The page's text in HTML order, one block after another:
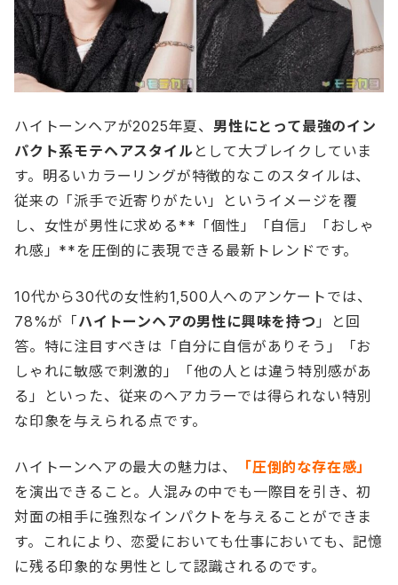
ハイトーンヘアが2025年夏、 男性にとって最強のイン
パクト系モテヘアスタイル として大ブレイクしていま
す。明るいカラーリングが特徴的なこのスタイルは、
従来の「派手で近寄りがたい」というイメージを覆
し、女性が男性に求める**「個性」「自信」「おしゃ
れ感」**を圧倒的に表現できる最新トレンドです。
10代から30代の女性約1,500人へのアンケートでは、
78%が「ハイトーンヘアの男性に興味を持つ 」と回
答。特に注目すべきは「自分に自信がありそう」「お
しゃれに敏感で刺激的」「他の人とは違う特別感があ
る」といった、従来のヘアカラーでは得られない特別
な印象を与えられる点です。
ハイトーンヘアの最大の魅力は、
「圧倒的な存在感」
を演出できること。人混みの中でも一際目を引き、初
対面の相手に強烈なインパクトを与えることができま
す。これにより、恋愛においても仕事においても、記憶
に残る印象的な男性として認識されるのです。